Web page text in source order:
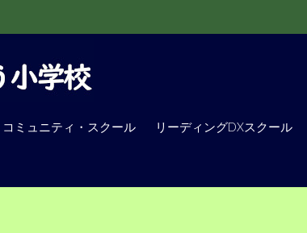
コミュニティ・スクール リーディングDXスクール